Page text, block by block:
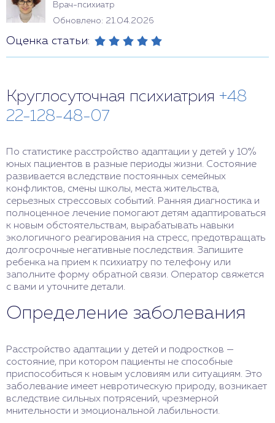
Врач-психиатр
Обновлено: 21.04.2026
Оценка статьи:
Круглосуточная психиатрия +48
22-128-48-07
По статистике расстройство адаптации у детей у 10%
юных пациентов в разные периоды жизни. Состояние
развивается вследствие постоянных семейных
конфликтов, смены школы, места жительства,
серьезных стрессовых событий. Ранняя диагностика и
полноценное лечение помогают детям адаптироваться
к новым обстоятельствам, вырабатывать навыки
экологичного реагирования на стресс, предотвращать
долгосрочные негативные последствия. Запишите
ребенка на прием к психиатру по телефону или
заполните форму обратной связи. Оператор свяжется
с вами и уточните детали.
Определение заболевания
Расстройство адаптации у детей и подростков —
состояние, при котором пациенты не способные
приспособиться к новым условиям или ситуациям. Это
заболевание имеет невротическую природу, возникает
вследствие сильных потрясений, чрезмерной
мнительности и эмоциональной лабильности.